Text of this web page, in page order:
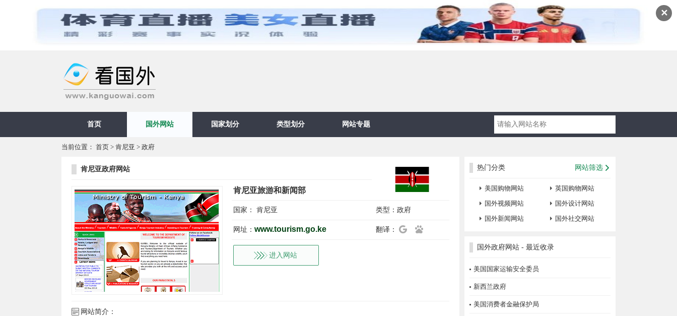
✕
首页 国外网站 国家划分 类型划分 网站专题
当前位置： 首页 > 肯尼亚 > 政府
肯尼亚政府网站
肯尼亚旅游和新闻部
国家： 肯尼亚 类型： 政府
网址： www.tourism.go.ke 翻译：
进入网站
网站简介：
热门分类 网站筛选
美国购物网站
英国购物网站
国外视频网站
国外设计网站
国外新闻网站
国外社交网站
国外政府网站 - 最近收录
美国国家运输安全委员
新西兰政府
美国消费者金融保护局